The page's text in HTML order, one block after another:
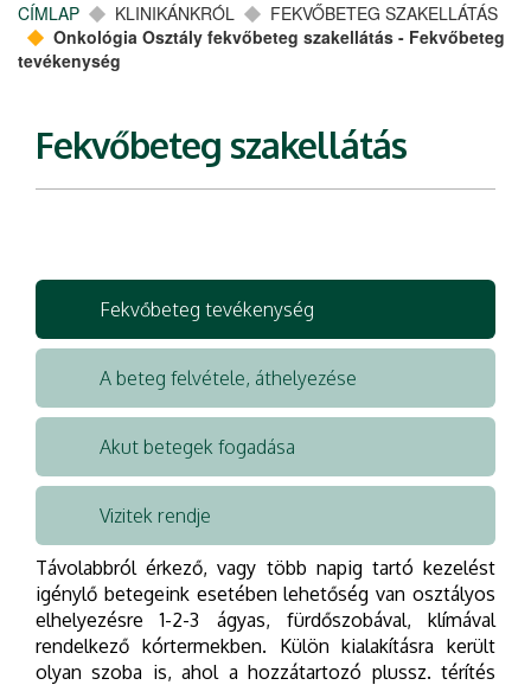
CÍMLAP KLINIKÁNKRÓL
FEKVŐBETEG SZAKELLÁTÁS
Onkológia Osztály fekvőbeteg szakellátás - Fekvőbeteg
tevékenység
Fekvőbeteg szakellátás
Fekvőbeteg tevékenység
A beteg felvétele, áthelyezése
Akut betegek fogadása
Vizitek rendje
Távolabbról érkező, vagy több napig tartó kezelést
igénylő betegeink esetében lehetőség van osztályos
elhelyezésre 1-2-3 ágyas, fürdőszobával, klímával
rendelkező kórtermekben. Külön kialakításra került
olyan szoba is, ahol a hozzátartozó plussz. térítés